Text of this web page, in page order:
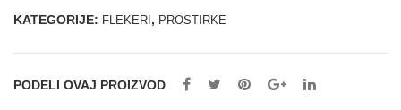
KATEGORIJE: FLEKERI , PROSTIRKE
PODELI OVAJ PROIZVOD